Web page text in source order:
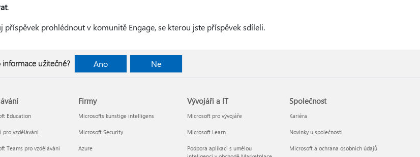
.
příspěvek prohlédnout v komunitě Engage, se kterou jste příspěvek sdíleli.
informace užitečné? Ano Ne
Education
pro vzdělávání
Teams pro vzdělávání
Firmy
Microsofts kunstige intelligens
Microsoft Security
Azure
Vývojáři a IT
Microsoft pro vývojáře
Microsoft Learn
Podpora aplikací s umělou
Společnost
Kariéra
Novinky u společnosti
Microsoft a ochrana osobních údajů